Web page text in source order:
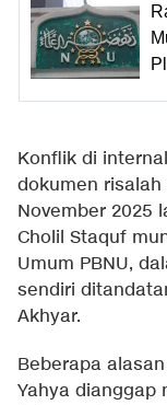
Konflik di
dokumen risalah
November 2025
Cholil Staquf
Umum PBNU,
sendiri
Akhyar.
Beberapa
Yahya dianggap